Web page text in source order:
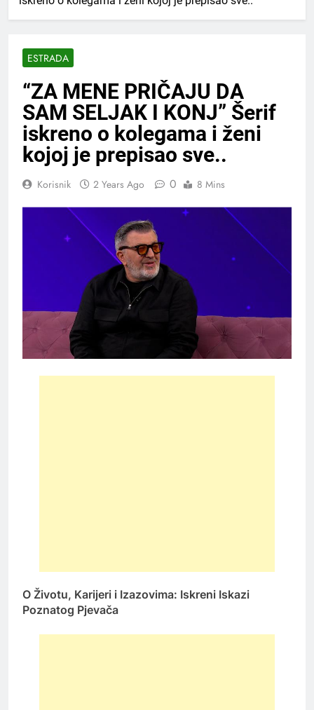
ESTRADA
“ZA MENE PRIČAJU DA
SAM SELJAK I KONJ” Šerif
iskreno o kolegama i ženi
kojoj je prepisao sve..
Korisnik 2 Years Ago 0 8 Mins
O Životu, Karijeri i Izazovima: Iskreni Iskazi
Poznatog Pjevača